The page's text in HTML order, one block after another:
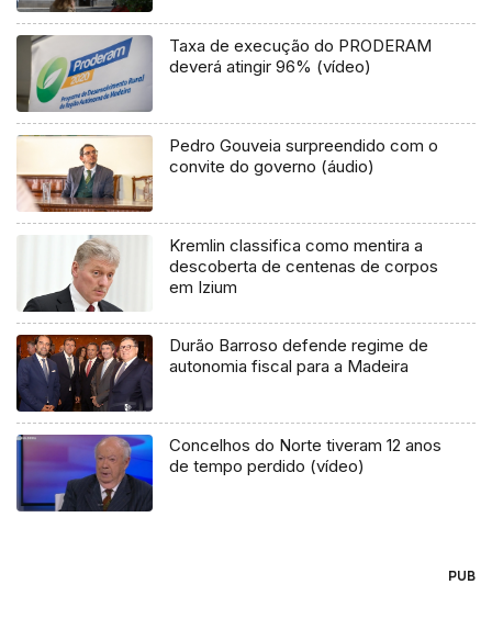
Taxa de execução do PRODERAM
deverá atingir 96% (vídeo)
Pedro Gouveia surpreendido com o
convite do governo (áudio)
Kremlin classifica como mentira a
descoberta de centenas de corpos
em Izium
Durão Barroso defende regime de
autonomia fiscal para a Madeira
Concelhos do Norte tiveram 12 anos
de tempo perdido (vídeo)
PUB